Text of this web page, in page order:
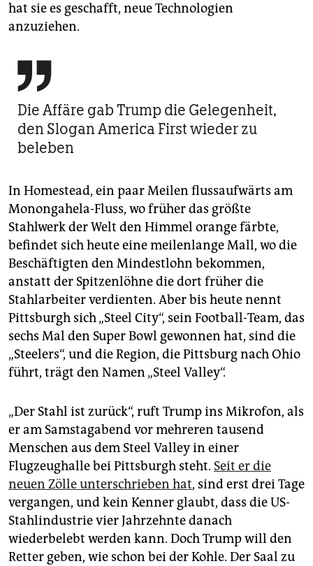
hat sie es geschafft, neue Technologien
anzuziehen.

Die Affäre gab Trump die Gelegenheit,
den Slogan America First wieder zu
beleben
In Homestead, ein paar Meilen flussaufwärts am
Monongahela-Fluss, wo früher das größte
Stahlwerk der Welt den Himmel orange färbte,
befindet sich heute eine meilenlange Mall, wo die
Beschäftigten den Mindestlohn bekommen,
anstatt der Spitzenlöhne die dort früher die
Stahlarbeiter verdienten. Aber bis heute nennt
Pittsburgh sich „Steel City“, sein Football-Team, das
sechs Mal den Super Bowl gewonnen hat, sind die
„Steelers“, und die Region, die Pittsburg nach Ohio
führt, trägt den Namen „Steel Valley“.
„Der Stahl ist zurück“, ruft Trump ins Mikrofon, als
er am Samstagabend vor mehreren tausend
Menschen aus dem Steel Valley in einer
Flugzeughalle bei Pittsburgh steht. Seit er die
neuen Zölle unterschrieben hat, sind erst drei Tage
vergangen, und kein Kenner glaubt, dass die US-
Stahlindustrie vier Jahrzehnte danach
wiederbelebt werden kann. Doch Trump will den
Retter geben, wie schon bei der Kohle. Der Saal zu